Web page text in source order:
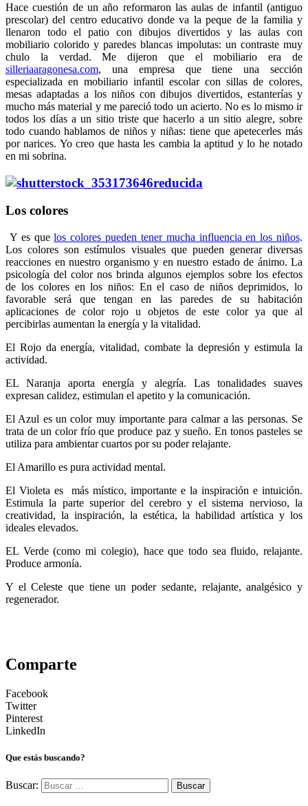
Hace cuestión de un año reformaron las aulas de infantil (antiguo
prescolar) del centro educativo donde va la peque de la familia y
llenaron todo el patio con dibujos divertidos y las aulas con
mobiliario colorido y paredes blancas impolutas: un contraste muy
chulo la verdad. Me dijeron que el mobiliario era de
silleriaaragonesa.com, una empresa que tiene una sección
especializada en mobiliario infantil escolar con sillas de colores,
mesas adaptadas a los niños con dibujos divertidos, estanterías y
mucho más material y me pareció todo un acierto. No es lo mismo ir
todos los días a un sitio triste que hacerlo a un sitio alegre, sobre
todo cuando hablamos de niños y niñas: tiene que apetecerles más
por narices. Yo creo que hasta les cambia la aptitud y lo he notado
en mi sobrina.
Los colores
Y es quelos colores pueden tener mucha influencia en los niños.
Los colores son estímulos visuales que pueden generar diversas
reacciones en nuestro organismo y en nuestro estado de ánimo. La
psicología del color nos brinda algunos ejemplos sobre los efectos
de los colores en los niños: En el caso de niños deprimidos, lo
favorable será que tengan en las paredes de su habitación
aplicaciones de color rojo u objetos de este color ya que al
percibirlas aumentan la energía y la vitalidad.
El Rojo da energía, vitalidad, combate la depresión y estimula la
actividad.
EL Naranja aporta energía y alegría. Las tonalidades suaves
expresan calidez, estimulan el apetito y la comunicación.
El Azul es un color muy importante para calmar a las personas. Se
trata de un color frío que produce paz y sueño. En tonos pasteles se
utiliza para ambientar cuartos por su poder relajante.
El Amarillo es pura actividad mental.
El Violeta es más místico, importante e la inspiración e intuición.
Estimula la parte superior del cerebro y el sistema nervioso, la
creatividad, la inspiración, la estética, la habilidad artística y los
ideales elevados.
EL Verde (como mi colegio), hace que todo sea fluido, relajante.
Produce armonía.
Y el Celeste que tiene un poder sedante, relajante, analgésico y
regenerador.
Comparte
Facebook
Twitter
Pinterest
LinkedIn
Que estás buscando?
Buscar: